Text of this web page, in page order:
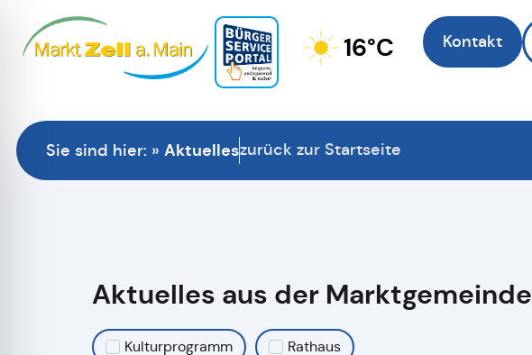
16°C Kontakt
Sie sind hier: » Aktuelleszurück zur Startseite
Aktuelles aus der Marktgemeinde
Kulturprogramm Rathaus